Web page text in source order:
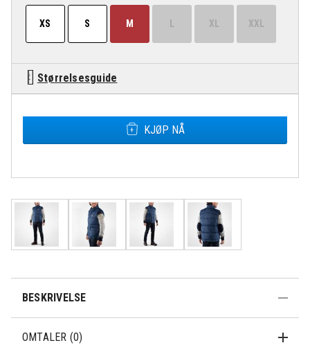
XS S M XL XXL
Størrelsesguide
KJØP NÅ
500,-
dager
BESKRIVELSE
OMTALER (0)